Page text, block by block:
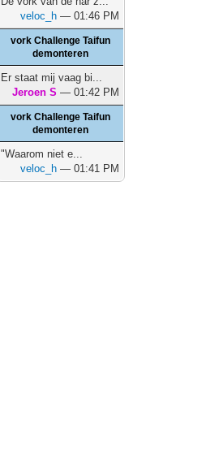
veloc_h — 01:46 PM
vork Challenge Taifun
demonteren
Er staat mij vaag bi...
Jeroen S — 01:42 PM
vork Challenge Taifun
demonteren
"Waarom niet e...
veloc_h — 01:41 PM